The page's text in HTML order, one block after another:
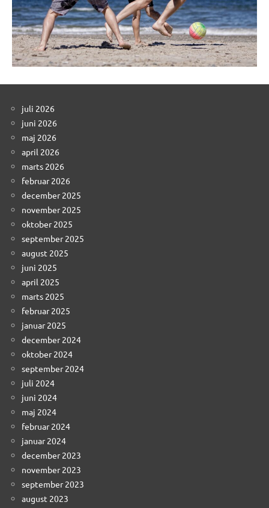
juli 2026
juni 2026
maj 2026
april 2026
marts 2026
februar 2026
december 2025
november 2025
oktober 2025
september 2025
august 2025
juni 2025
april 2025
marts 2025
februar 2025
januar 2025
december 2024
oktober 2024
september 2024
juli 2024
juni 2024
maj 2024
februar 2024
januar 2024
december 2023
november 2023
september 2023
august 2023